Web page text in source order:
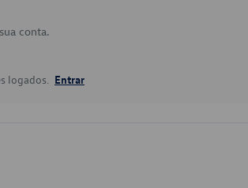
conta.
logados. Entrar